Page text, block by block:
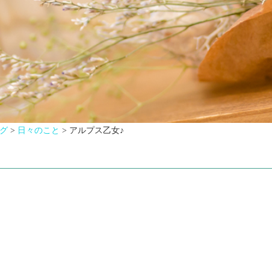
> 日々のこと > アルプス乙女♪